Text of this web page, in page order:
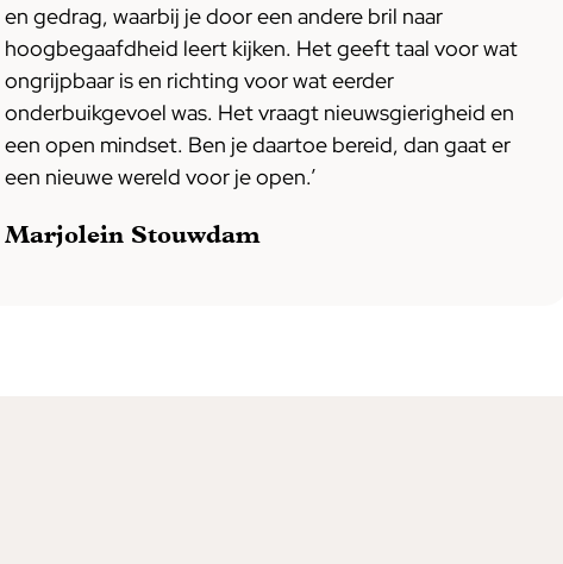
en gedrag, waarbij je door een andere bril naar
hoogbegaafdheid leert kijken. Het geeft taal voor wat
ongrijpbaar is en richting voor wat eerder
onderbuikgevoel was. Het vraagt nieuwsgierigheid en
een open mindset. Ben je daartoe bereid, dan gaat er
een nieuwe wereld voor je open.’
Marjolein Stouwdam